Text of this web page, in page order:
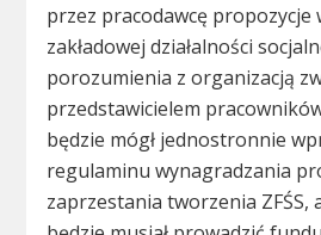
przez pracodawcę propozycje
zakładowej działalności
porozumienia z organizacją
przedstawicielem
będzie mógł jednostronnie
regulaminu wynagradzania
zaprzestania tworzenia ZFŚS,